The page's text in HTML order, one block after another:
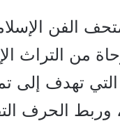
الفن
من التراث
تهدف إلى
وربط الحرف